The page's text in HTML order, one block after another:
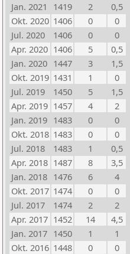
Jan. 2021
1419 2
0,5
Okt. 2020 1406 0
0
Jul. 2020
1406 0
0
Apr. 2020 1406 5
0,5
Jan. 2020 1447 3
1,5
Okt. 2019 1431 1
0
Jul. 2019
1450 5
1,5
Apr. 2019 1457 4
2
Jan. 2019 1483 0
0
Okt. 2018 1483 0
0
Jul. 2018
1483 1
0,5
Apr. 2018 1487 8
3,5
Jan. 2018 1476 6
4
Okt. 2017 1474 0
0
Jul. 2017
1474 2
2
Apr. 2017 1452 14
4,5
Jan. 2017 1450 1
1
Okt. 2016 1448 0
0